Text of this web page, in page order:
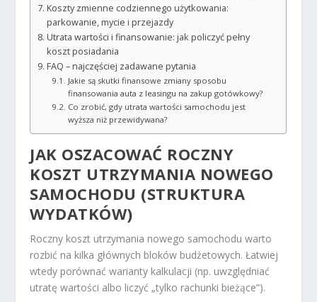
Koszty zmienne codziennego użytkowania:
parkowanie, mycie i przejazdy
Utrata wartości i finansowanie: jak policzyć pełny
koszt posiadania
FAQ – najczęściej zadawane pytania
Jakie są skutki finansowe zmiany sposobu
finansowania auta z leasingu na zakup gotówkowy?
Co zrobić, gdy utrata wartości samochodu jest
wyższa niż przewidywana?
JAK OSZACOWAĆ ROCZNY
KOSZT UTRZYMANIA NOWEGO
SAMOCHODU (STRUKTURA
WYDATKÓW)
Roczny koszt utrzymania nowego samochodu warto
rozbić na kilka głównych bloków budżetowych. Łatwiej
wtedy porównać warianty kalkulacji (np. uwzględniać
utratę wartości albo liczyć „tylko rachunki bieżące”).